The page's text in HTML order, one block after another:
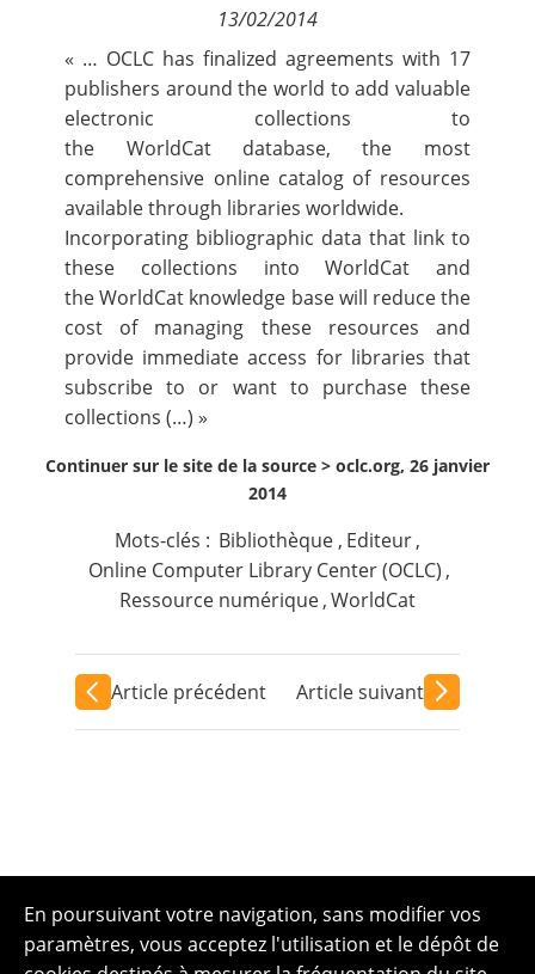
13/02/2014
« … OCLC has finalized agreements with 17
publishers around the world to add valuable
electronic collections to
the WorldCatdatabase, the most
comprehensive online catalog of resources
available through libraries worldwide.
Incorporating bibliographic data that link to
these collections into WorldCat and
theWorldCat knowledge basewill reduce the
cost of managing these resources and
provide immediate access for libraries that
subscribe to or want to purchase these
collections (…) »
Continuer sur le site de la source > oclc.org, 26 janvier
2014
Mots-clés : Bibliothèque , Editeur,
Online Computer Library Center (OCLC) ,
Ressource numérique,WorldCat
Article précédent Article suivant
En poursuivant votre navigation, sans modifier vos
paramètres, vous acceptez l'utilisation et le dépôt de